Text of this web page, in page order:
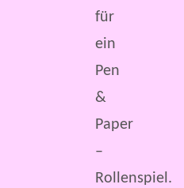
für
ein
Pen
&
Paper
–
Rollenspiel.